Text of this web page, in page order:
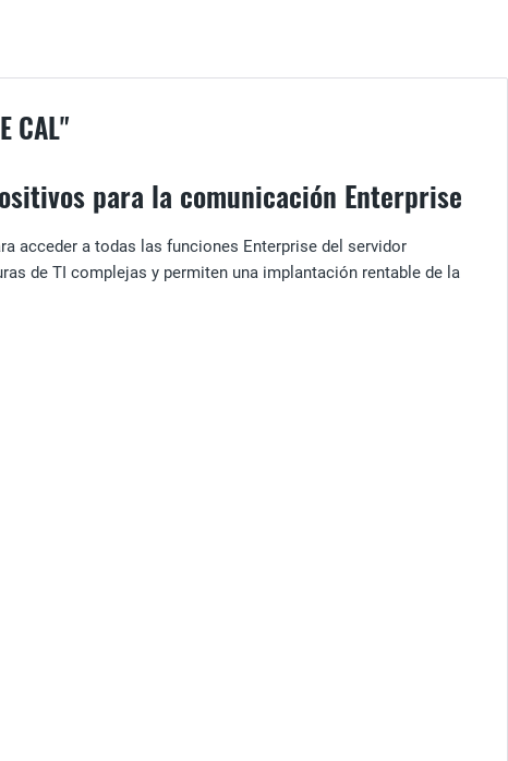
CAL"
para la comunicación Enterprise
acceder a todas las funciones Enterprise del servidor
de TI complejas y permiten una implantación rentable de la